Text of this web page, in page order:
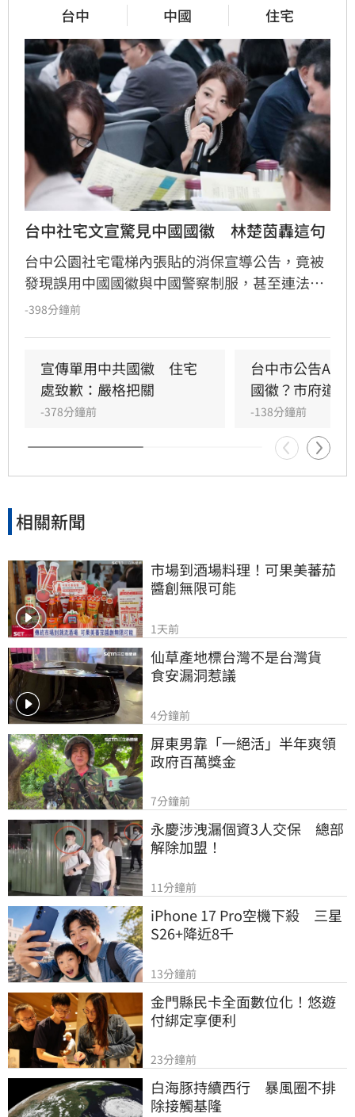
台中 中國 住宅
台中社宅文宣驚見中國國徽　林楚茵轟這句
台中公園社宅電梯內張貼的消保宣導公告，竟被
發現誤用中國國徽與中國警察制服，甚至連法律
條文與申訴流程都出現嚴重錯誤。台中市都發局
林楚茵痛批，市府把關全面失靈，質疑是否內心
已被中國接管。
-398分鐘前
宣傳單用中共國徽　住宅
處致歉：嚴格把關
-378分鐘前
台中市公告AI生
國徽？市府道歉
-138分鐘前
相關新聞
市場到酒場料理！可果美蕃茄
醬創無限可能
1天前
仙草產地標台灣不是台灣貨
食安漏洞惹議
4分鐘前
屏東男靠「一絕活」半年爽領
政府百萬獎金
7分鐘前
永慶涉洩漏個資3人交保　總部
解除加盟！
11分鐘前
iPhone 17 Pro空機下殺　三星
S26+降近8千
13分鐘前
金門縣民卡全面數位化！悠遊
付綁定享便利
23分鐘前
白海豚持續西行　暴風圈不排
除接觸基隆